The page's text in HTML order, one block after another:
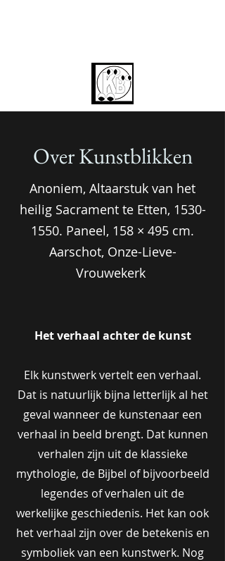
Over Kunstblikken
Anoniem, Altaarstuk van het
heilig Sacrament te Etten, 1530-
1550. Paneel, 158 × 495 cm.
Aarschot, Onze-Lieve-
Vrouwekerk
Het verhaal achter de kunst
Elk kunstwerk vertelt een verhaal.
Dat is natuurlijk bijna letterlijk al het
geval wanneer de kunstenaar een
verhaal in beeld brengt. Dat kunnen
verhalen zijn uit de klassieke
mythologie, de Bijbel of bijvoorbeeld
legendes of verhalen uit de
werkelijke geschiedenis. Het kan ook
het verhaal zijn over de betekenis en
symboliek van een kunstwerk. Nog